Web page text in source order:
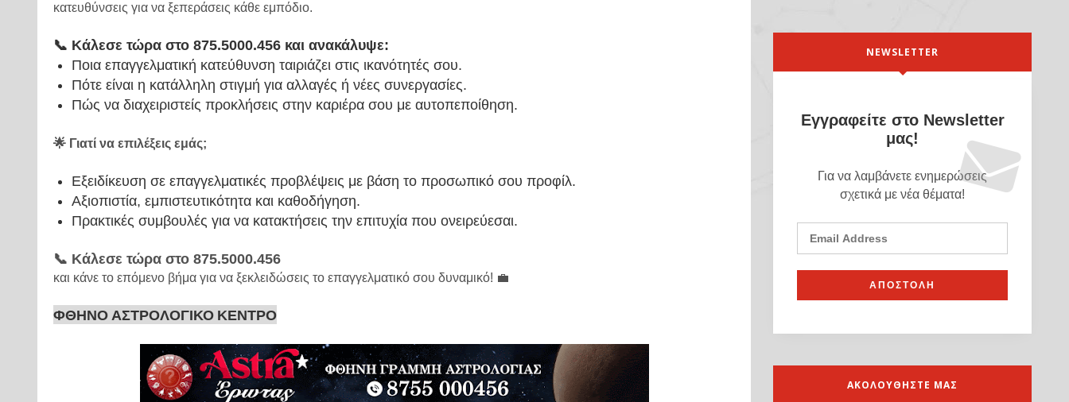
κατευθύνσεις για να ξεπεράσεις κάθε εμπόδιο.
📞 Κάλεσε τώρα στο 875.5000.456 και ανακάλυψε:
Ποια επαγγελματική κατεύθυνση ταιριάζει στις ικανότητές σου.
Πότε είναι η κατάλληλη στιγμή για αλλαγές ή νέες συνεργασίες.
Πώς να διαχειριστείς προκλήσεις στην καριέρα σου με αυτοπεποίθηση.
🌟 Γιατί να επιλέξεις εμάς;
Εξειδίκευση σε επαγγελματικές προβλέψεις με βάση το προσωπικό σου προφίλ.
Αξιοπιστία, εμπιστευτικότητα και καθοδήγηση.
Πρακτικές συμβουλές για να κατακτήσεις την επιτυχία που ονειρεύεσαι.
📞 Κάλεσε τώρα στο 875.5000.456
και κάνε το επόμενο βήμα για να ξεκλειδώσεις το επαγγελματικό σου δυναμικό! 💼
ΦΘΗΝΟ ΑΣΤΡΟΛΟΓΙΚΟ ΚΕΝΤΡΟ
NEWSLETTER
Εγγραφείτε στο Newsletter
μας!
Για να λαμβάνετε ενημερώσεις
σχετικά με νέα θέματα!
ΑΚΟΛΟΥΘΗΣΤΕ ΜΑΣ